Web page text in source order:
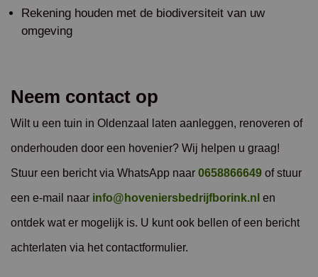
Rekening houden met de biodiversiteit van uw
omgeving
Neem contact op
Wilt u een tuin in Oldenzaal laten aanleggen, renoveren of
onderhouden door een hovenier? Wij helpen u graag!
Stuur een bericht via WhatsApp naar 0658866649 of stuur
een e-mail naar info@hoveniersbedrijfborink.nl en
ontdek wat er mogelijk is. U kunt ook bellen of een bericht
achterlaten via het contactformulier.